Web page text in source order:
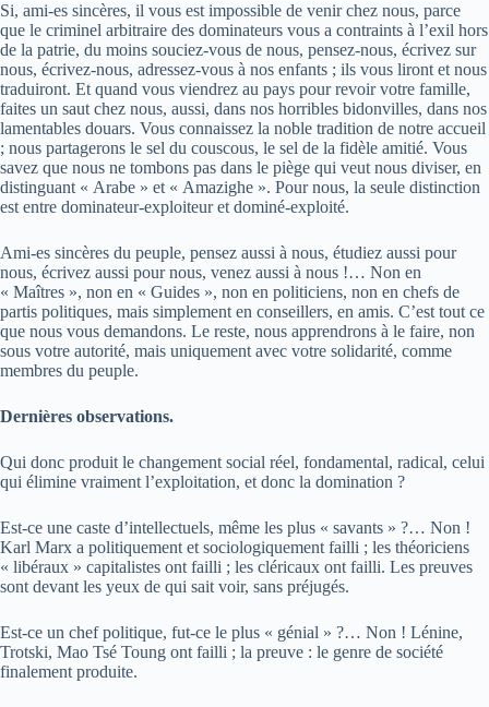
Si, ami-es sincères, il vous est impossible de venir chez nous, parce
que le criminel arbitraire des dominateurs vous a contraints à l’exil hors
de la patrie, du moins souciez-vous de nous, pensez-nous, écrivez sur
nous, écrivez-nous, adressez-vous à nos enfants ; ils vous liront et nous
traduiront. Et quand vous viendrez au pays pour revoir votre famille,
faites un saut chez nous, aussi, dans nos horribles bidonvilles, dans nos
lamentables douars. Vous connaissez la noble tradition de notre accueil
; nous partagerons le sel du couscous, le sel de la fidèle amitié. Vous
savez que nous ne tombons pas dans le piège qui veut nous diviser, en
distinguant « Arabe » et « Amazighe ». Pour nous, la seule distinction
est entre dominateur-exploiteur et dominé-exploité.
Ami-es sincères du peuple, pensez aussi à nous, étudiez aussi pour
nous, écrivez aussi pour nous, venez aussi à nous !… Non en
« Maîtres », non en « Guides », non en politiciens, non en chefs de
partis politiques, mais simplement en conseillers, en amis. C’est tout ce
que nous vous demandons. Le reste, nous apprendrons à le faire, non
sous votre autorité, mais uniquement avec votre solidarité, comme
membres du peuple.
Dernières observations.
Qui donc produit le changement social réel, fondamental, radical, celui
qui élimine vraiment l’exploitation, et donc la domination ?
Est-ce une caste d’intellectuels, même les plus « savants » ?… Non !
Karl Marx a politiquement et sociologiquement failli ; les théoriciens
« libéraux » capitalistes ont failli ; les cléricaux ont failli. Les preuves
sont devant les yeux de qui sait voir, sans préjugés.
Est-ce un chef politique, fut-ce le plus « génial » ?… Non ! Lénine,
Trotski, Mao Tsé Toung ont failli ; la preuve : le genre de société
finalement produite.